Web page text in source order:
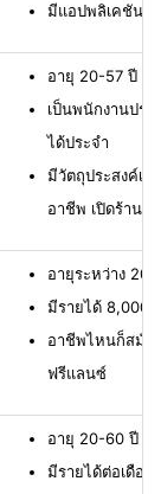
มีแอปพลิเคชัน
อายุ 20-57 ปี มี
เป็นพนักงานปร
ได้ประจำ
มีวัตถุประสงค์เพื่
อาชีพ เปิดร้าน
อายุระหว่าง
มีรายได้ 8,000
อาชีพไหนก็สมัค
ฟรีแลนซ์
อายุ 20-60 ปี มี
มีรายได้ต่อเดือ